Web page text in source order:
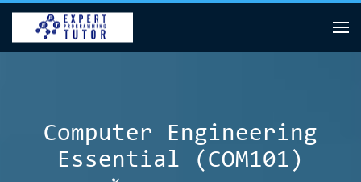
Computer Engineering
Essential (COM101)